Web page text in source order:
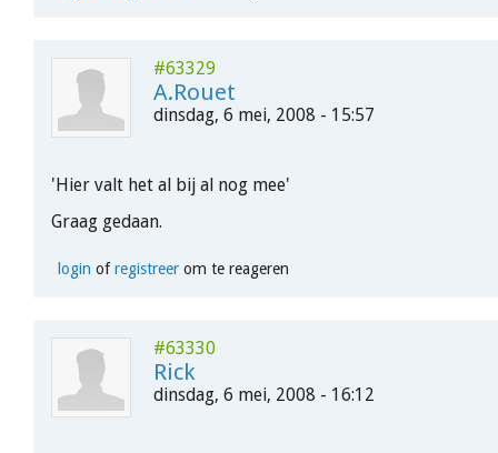
#63329
A.Rouet
dinsdag, 6 mei, 2008 - 15:57
'Hier valt het al bij al nog mee'
Graag gedaan.
login ofregistreerom te reageren
#63330
Rick
dinsdag, 6 mei, 2008 - 16:12